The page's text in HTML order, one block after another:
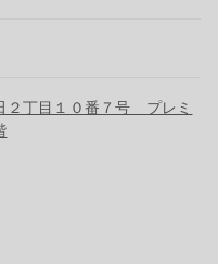
２丁目１０番７号 プレミ